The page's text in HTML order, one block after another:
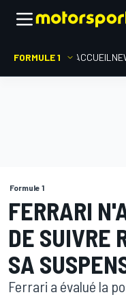
FORMULE 1 ACCUEIL
Formule 1
FERRARI
DE SUIVRE
SA
Ferrari a évalué la